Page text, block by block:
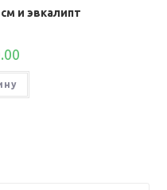
и эвкалипт